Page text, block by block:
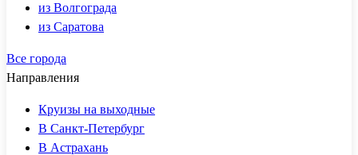
из Волгограда
из Саратова
Все города
Направления
Круизы на выходные
В Санкт-Петербург
В Астрахань